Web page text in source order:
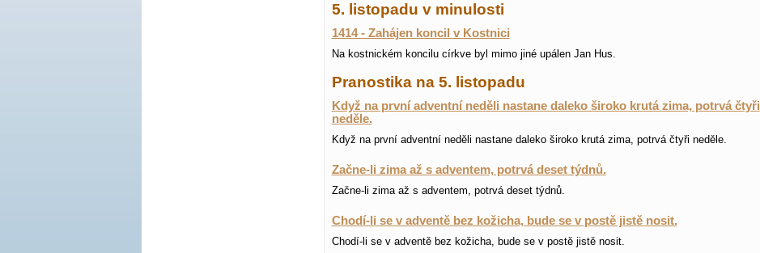
5. listopadu v minulosti
1414 - Zahájen koncil v Kostnici
Na kostnickém koncilu církve byl mimo jiné upálen Jan Hus.
Pranostika na 5. listopadu
Když na první adventní neděli nastane daleko široko krutá zima, potrvá čtyři
neděle.
Když na první adventní neděli nastane daleko široko krutá zima, potrvá čtyři neděle.
Začne-li zima až s adventem, potrvá deset týdnů.
Začne-li zima až s adventem, potrvá deset týdnů.
Chodí-li se v adventě bez kožicha, bude se v postě jistě nosit.
Chodí-li se v adventě bez kožicha, bude se v postě jistě nosit.